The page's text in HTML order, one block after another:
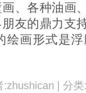
、各种油画
友的鼎力支
绘画形式是
:zhushican | 分